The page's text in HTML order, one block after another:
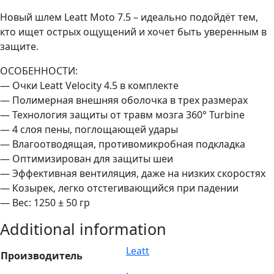
Новый шлем Leatt Moto 7.5 – идеально подойдёт тем,
кто ищет острых ощущений и хочет быть уверенным в
защите.
ОСОБЕННОСТИ:
— Очки Leatt Velocity 4.5 в комплекте
— Полимерная внешняя оболочка в трех размерах
— Технология защиты от травм мозга 360° Turbine
— 4 слоя пены, поглощающей удары
— Влагоотводящая, противомикробная подкладка
— Оптимизирован для защиты шеи
— Эффективная вентиляция, даже на низких скоростях
— Козырек, легко отстегивающийся при падении
— Вес: 1250 ± 50 гр
Additional information
Производитель Leatt